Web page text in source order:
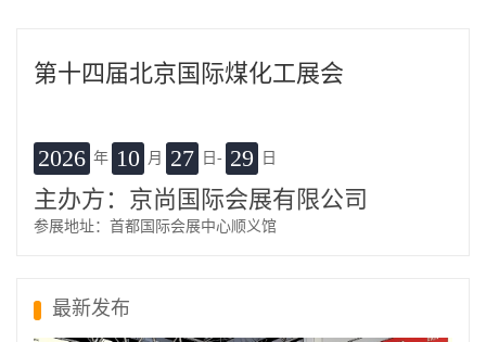
第十四届北京国际煤化工展会
2026 年 10 月 27 日- 29 日
主办方：京尚国际会展有限公司
参展地址：首都国际会展中心顺义馆
最新发布